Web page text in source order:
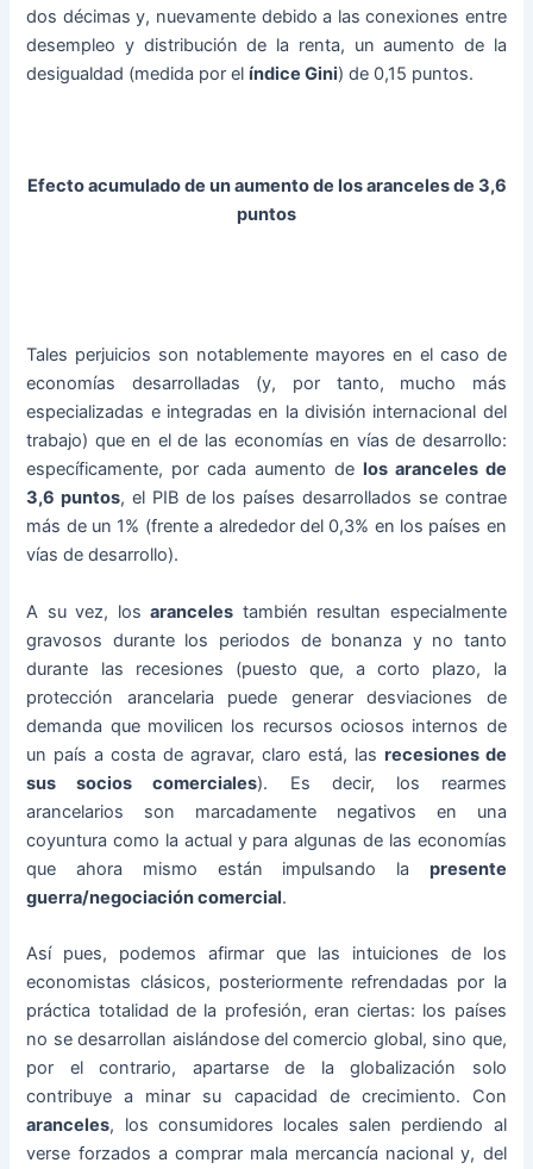
dos décimas y, nuevamente debido a las conexiones entre
desempleo y distribución de la renta, un aumento de la
desigualdad (medida por elíndice Gini) de 0,15 puntos.
Efecto acumulado de un aumento de los aranceles de 3,6
puntos
Tales perjuicios son notablemente mayores en el caso de
economías desarrolladas (y, por tanto, mucho más
especializadas e integradas en la división internacional del
trabajo) que en el de las economías en vías de desarrollo:
específicamente, por cada aumento de los aranceles de
3,6 puntos, el PIB de los países desarrollados se contrae
más de un 1% (frente a alrededor del 0,3% en los países en
vías de desarrollo).
A su vez, losaranceles también resultan especialmente
gravosos durante los periodos de bonanza y no tanto
durante las recesiones (puesto que, a corto plazo, la
protección arancelaria puede generar desviaciones de
demanda que movilicen los recursos ociosos internos de
un país a costa de agravar, claro está, las recesiones de
sus socios comerciales). Es decir, los rearmes
arancelarios son marcadamente negativos en una
coyuntura como la actual y para algunas de las economías
que ahora mismo están impulsando la presente
guerra/negociación comercial.
Así pues, podemos afirmar que las intuiciones de los
economistas clásicos, posteriormente refrendadas por la
práctica totalidad de la profesión, eran ciertas: los países
no se desarrollan aislándose del comercio global, sino que,
por el contrario, apartarse de la globalización solo
contribuye a minar su capacidad de crecimiento. Con
aranceles, los consumidores locales salen perdiendo al
verse forzados a comprar mala mercancía nacional y, del